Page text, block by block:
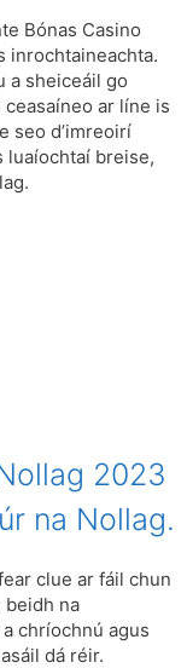
Bónas Casino
inrochtaineachta.
a sheiceáil go
ceasaíneo ar líne is
seo d’imreoirí
luaíochtaí breise,
2023
na Nollag.
clue ar fáil chun
beidh na
chríochnú agus
dá réir.